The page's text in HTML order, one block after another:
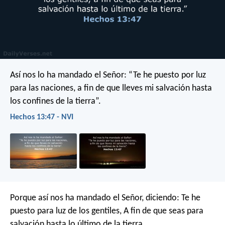
Así nos lo ha mandado el Señor: “Te he puesto por luz
para las naciones, a fin de que lleves mi salvación hasta
los confines de la tierra”.
Hechos 13:47 - NVI
Porque así nos ha mandado el Señor, diciendo: Te he
puesto para luz de los gentiles, A fin de que seas para